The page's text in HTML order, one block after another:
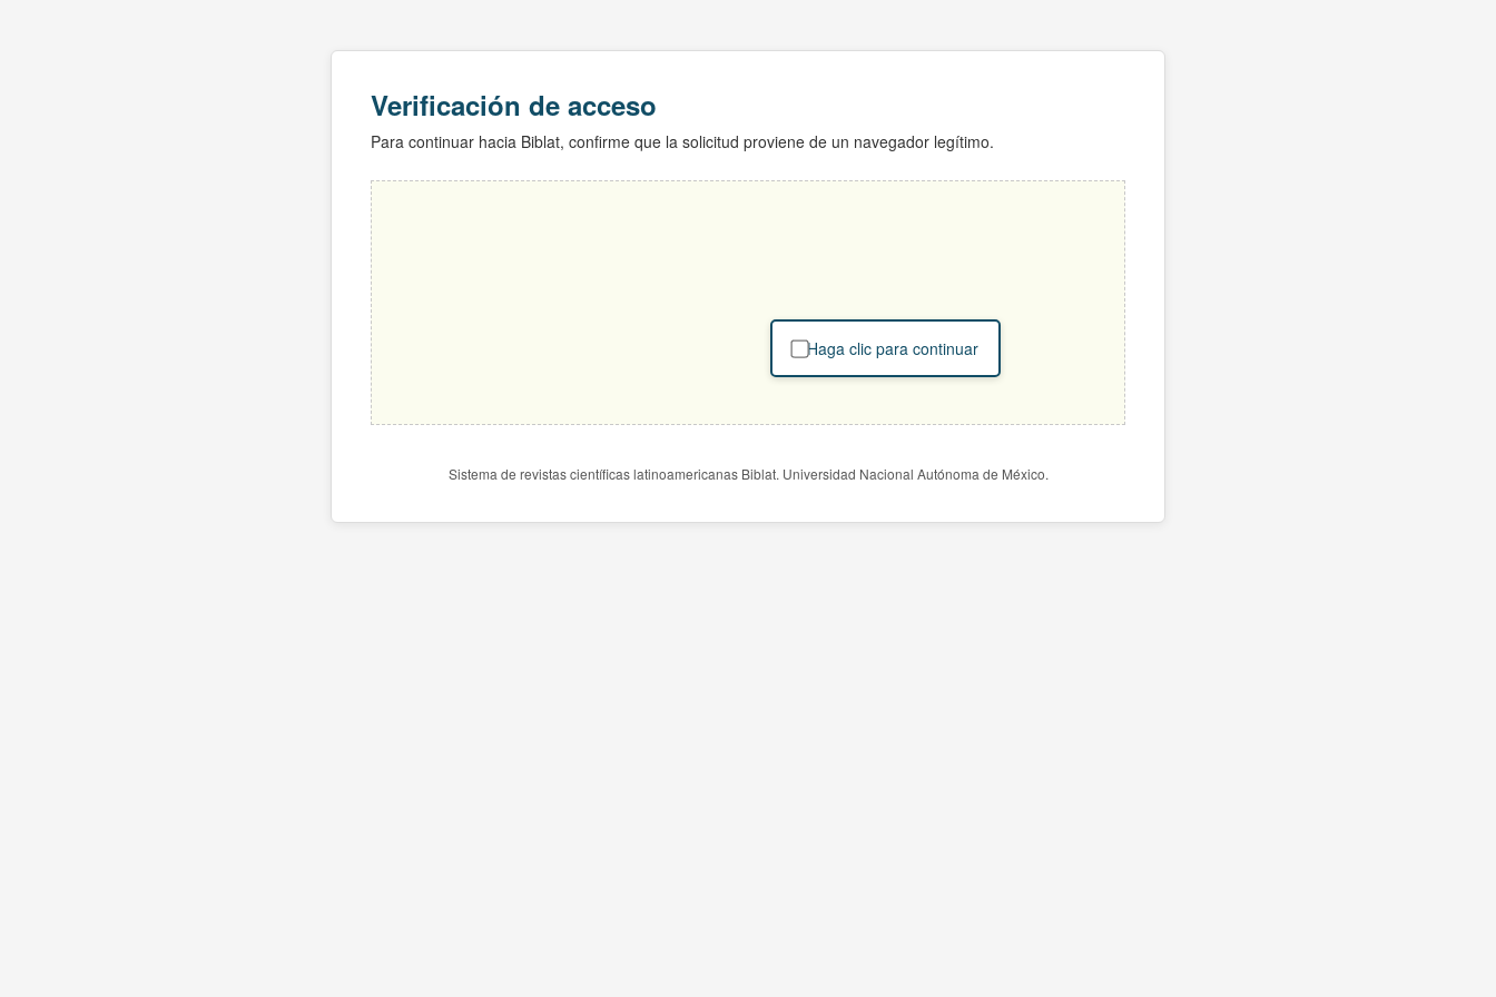
Verificación de acceso
Para continuar hacia Biblat, confirme que la solicitud proviene de un navegador legítimo.
Haga clic para continuar
Sistema de revistas científicas latinoamericanas Biblat. Universidad Nacional Autónoma de México.